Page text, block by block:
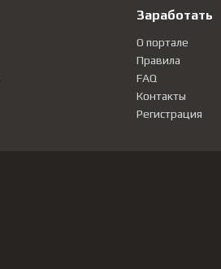
Заработать
О портале
Правила
FAQ
Контакты
Регистрация